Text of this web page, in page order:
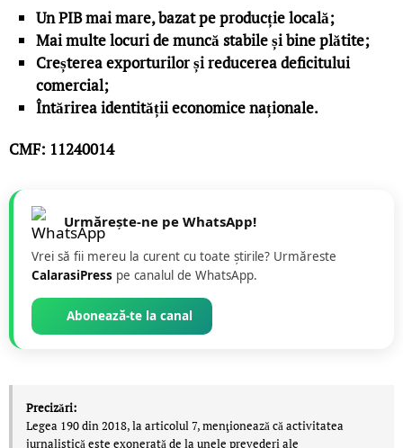
Un PIB mai mare, bazat pe producție locală;
Mai multe locuri de muncă stabile și bine plătite;
Creșterea exporturilor și reducerea deficitului
comercial;
Întărirea identității economice naționale.
CMF: 11240014
Urmărește-ne pe WhatsApp!
Vrei să fii mereu la curent cu toate știrile? Urmăreste
CalarasiPress pe canalul de WhatsApp.
Abonează-te la canal
Precizări:
Legea 190 din 2018, la articolul 7, menţionează că activitatea
jurnalistică este exonerată de la unele prevederi ale